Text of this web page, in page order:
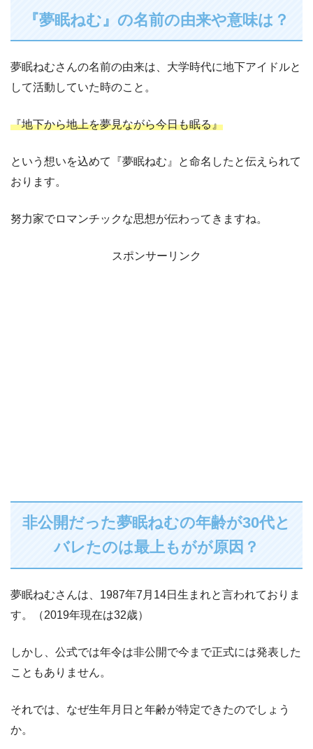
『夢眠ねむ』の名前の由来や意味は？
夢眠ねむさんの名前の由来は、大学時代に地下アイドルと
して活動していた時のこと。
『地下から地上を夢見ながら今日も眠る』
という想いを込めて『夢眠ねむ』と命名したと伝えられて
おります。
努力家でロマンチックな思想が伝わってきますね。
スポンサーリンク
非公開だった夢眠ねむの年齢が30代と
バレたのは最上もがが原因？
夢眠ねむさんは、1987年7月14日生まれと言われておりま
す。（2019年現在は32歳）
しかし、公式では年令は非公開で今まで正式には発表した
こともありません。
それでは、なぜ生年月日と年齢が特定できたのでしょう
か。